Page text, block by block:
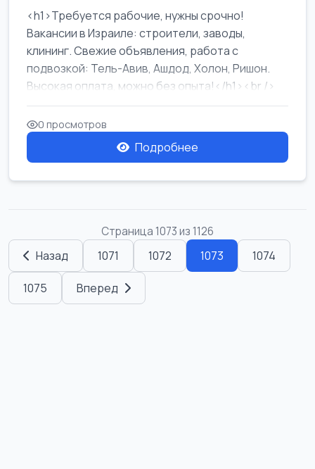
<h1>Требуется рабочие, нужны срочно!
Вакансии в Израиле: строители, заводы,
клининг. Свежие объявления, работа с
подвозкой: Тель-Авив, Ашдод, Холон, Ришон.
Высокая оплата, можно без опыта!</h1><br />
...
0 просмотров
Подробнее
Страница 1073 из 1126
Назад 1071 1072 1073 1074
1075 Вперед